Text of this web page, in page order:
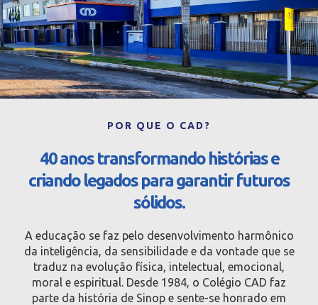
POR QUE O CAD?
40 anos transformando histórias e
criando legados para garantir futuros
sólidos.
A educação se faz pelo desenvolvimento harmônico
da inteligência, da sensibilidade e da vontade que se
traduz na evolução física, intelectual, emocional,
moral e espiritual. Desde 1984, o Colégio CAD faz
parte da história de Sinop e sente-se honrado em